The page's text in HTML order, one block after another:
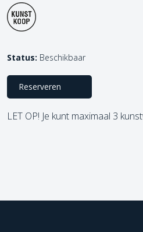
Status: Beschikbaar
Reserveren
LET OP! Je kunt maximaal 3